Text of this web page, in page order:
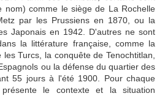
nom) comme le siège de La Rochelle
par les Prussiens en 1870, ou la
Japonais en 1942. D'autres ne sont
la littérature française, comme la
Turcs, la conquête de Tenochtitlan,
ou la défense du quartier des
55 jours à l'été 1900. Pour chaque
le contexte et la situation